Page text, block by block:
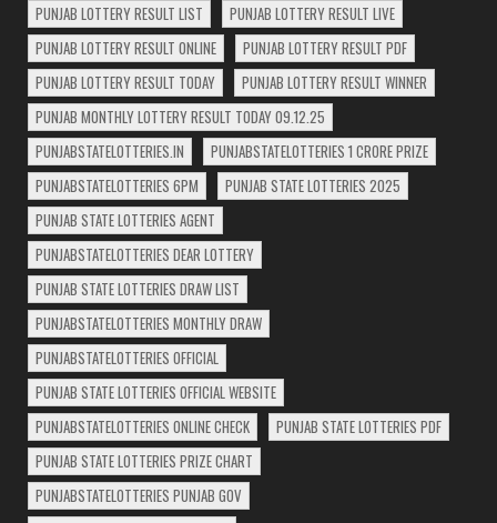
PUNJAB LOTTERY RESULT LIST
PUNJAB LOTTERY RESULT LIVE
PUNJAB LOTTERY RESULT ONLINE
PUNJAB LOTTERY RESULT PDF
PUNJAB LOTTERY RESULT TODAY
PUNJAB LOTTERY RESULT WINNER
PUNJAB MONTHLY LOTTERY RESULT TODAY 09.12.25
PUNJABSTATELOTTERIES.IN
PUNJABSTATELOTTERIES 1 CRORE PRIZE
PUNJABSTATELOTTERIES 6PM
PUNJAB STATE LOTTERIES 2025
PUNJAB STATE LOTTERIES AGENT
PUNJABSTATELOTTERIES DEAR LOTTERY
PUNJAB STATE LOTTERIES DRAW LIST
PUNJABSTATELOTTERIES MONTHLY DRAW
PUNJABSTATELOTTERIES OFFICIAL
PUNJAB STATE LOTTERIES OFFICIAL WEBSITE
PUNJABSTATELOTTERIES ONLINE CHECK
PUNJAB STATE LOTTERIES PDF
PUNJAB STATE LOTTERIES PRIZE CHART
PUNJABSTATELOTTERIES PUNJAB GOV